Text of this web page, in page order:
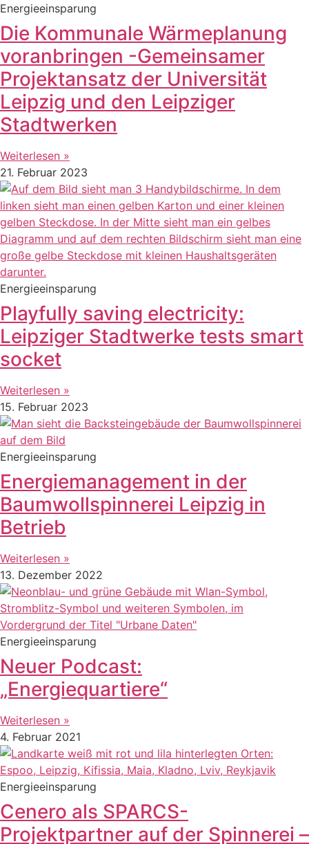
Energieeinsparung
Die Kommunale Wärmeplanung
voranbringen -Gemeinsamer
Projektansatz der Universität
Leipzig und den Leipziger
Stadtwerken
Weiterlesen »
21. Februar 2023
Energieeinsparung
Playfully saving electricity:
Leipziger Stadtwerke tests smart
socket
Weiterlesen »
15. Februar 2023
Energieeinsparung
Energiemanagement in der
Baumwollspinnerei Leipzig in
Betrieb
Weiterlesen »
13. Dezember 2022
Energieeinsparung
Neuer Podcast:
„Energiequartiere“
Weiterlesen »
4. Februar 2021
Energieeinsparung
Cenero als SPARCS-
Projektpartner auf der Spinnerei –